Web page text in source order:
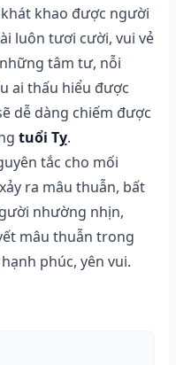
khao được người
luôn tươi cười, vui vẻ
tâm tư, nỗi
ai thấu hiểu được
dễ dàng chiếm được
tuổi Tỵ.
tắc cho mối
ra mâu thuẫn, bất
nhường nhịn,
mâu thuẫn trong
phúc, yên vui.